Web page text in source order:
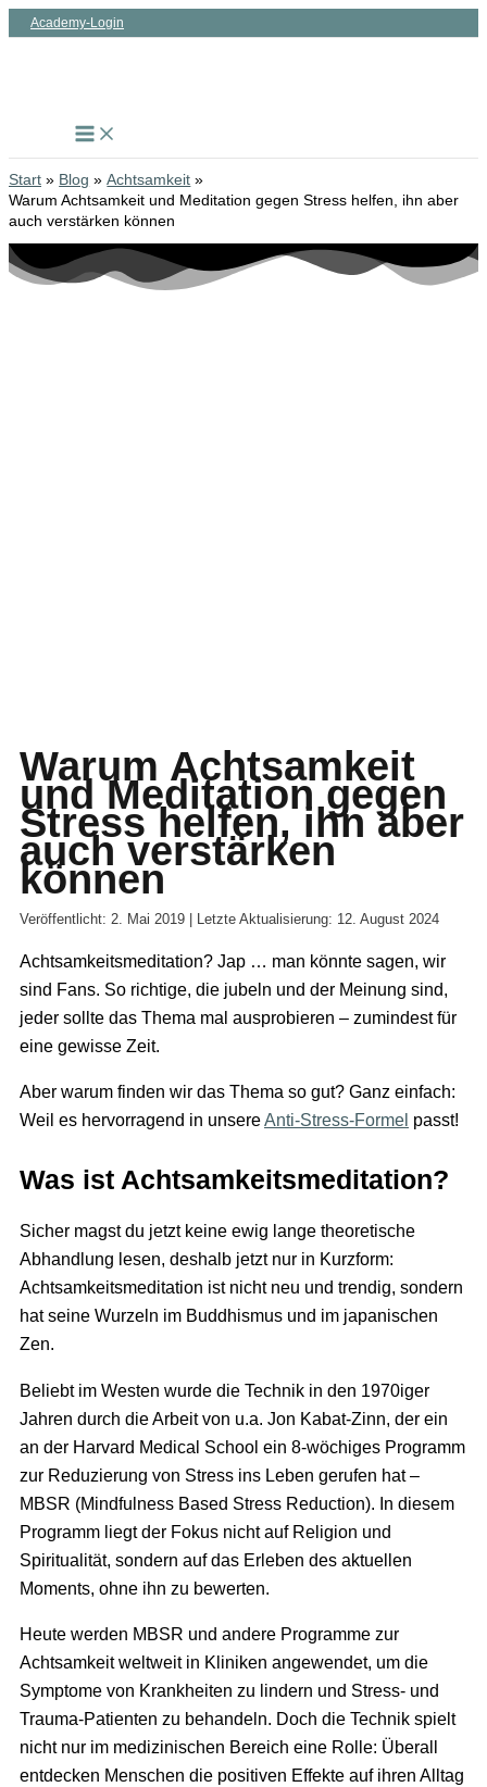
ZumAcademy-Login
Start Blog
Achtsamkeit
Warum Achtsamkeit und Meditation gegen Stress helfen, ihn aber
auch verstärken können
Warum Achtsamkeit
und Meditation gegen
Stress helfen, ihn aber
auch verstärken
können
Veröffentlicht: 2. Mai 2019 | Letzte Aktualisierung: 12. August 2024
Achtsamkeitsmeditation? Jap … man könnte sagen, wir
sind Fans. So richtige, die jubeln und der Meinung sind,
jeder sollte das Thema mal ausprobieren – zumindest für
eine gewisse Zeit.
Aber warum finden wir das Thema so gut? Ganz einfach:
Weil es hervorragend in unsereAnti-Stress-Formel passt!
Was ist Achtsamkeitsmeditation?
Sicher magst du jetzt keine ewig lange theoretische
Abhandlung lesen, deshalb jetzt nur in Kurzform:
Achtsamkeitsmeditation ist nicht neu und trendig, sondern
hat seine Wurzeln im Buddhismus und im japanischen
Zen.
Beliebt im Westen wurde die Technik in den 1970iger
Jahren durch die Arbeit von u.a. Jon Kabat-Zinn, der ein
an der Harvard Medical School ein 8-wöchiges Programm
zur Reduzierung von Stress ins Leben gerufen hat –
MBSR (Mindfulness Based Stress Reduction). In diesem
Programm liegt der Fokus nicht auf Religion und
Spiritualität, sondern auf das Erleben des aktuellen
Moments, ohne ihn zu bewerten.
Heute werden MBSR und andere Programme zur
Achtsamkeit weltweit in Kliniken angewendet, um die
Symptome von Krankheiten zu lindern und Stress- und
Trauma-Patienten zu behandeln. Doch die Technik spielt
nicht nur im medizinischen Bereich eine Rolle: Überall
entdecken Menschen die positiven Effekte auf ihren Alltag